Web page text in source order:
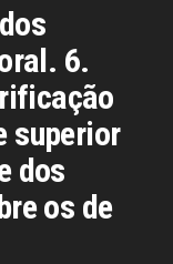
6.
superior
dos
os de